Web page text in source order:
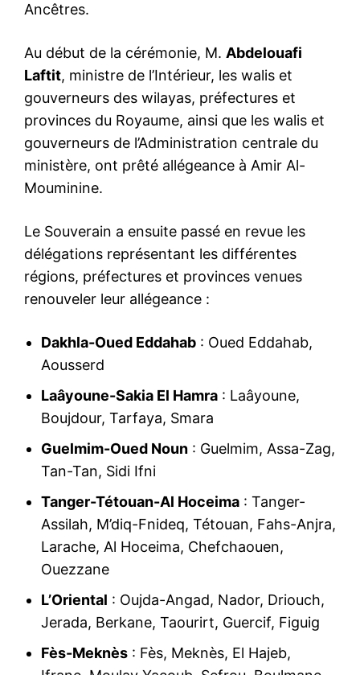
Ancêtres.
Au début de la cérémonie, M. Abdelouafi
Laftit, ministre de l’Intérieur, les walis et
gouverneurs des wilayas, préfectures et
provinces du Royaume, ainsi que les walis et
gouverneurs de l’Administration centrale du
ministère, ont prêté allégeance à Amir Al-
Mouminine.
Le Souverain a ensuite passé en revue les
délégations représentant les différentes
régions, préfectures et provinces venues
renouveler leur allégeance :
Dakhla-Oued Eddahab : Oued Eddahab,
Aousserd
Laâyoune-Sakia El Hamra : Laâyoune,
Boujdour, Tarfaya, Smara
Guelmim-Oued Noun : Guelmim, Assa-Zag,
Tan-Tan, Sidi Ifni
Tanger-Tétouan-Al Hoceima : Tanger-
Assilah, M’diq-Fnideq, Tétouan, Fahs-Anjra,
Larache, Al Hoceima, Chefchaouen,
Ouezzane
L’Oriental : Oujda-Angad, Nador, Driouch,
Jerada, Berkane, Taourirt, Guercif, Figuig
Fès-Meknès : Fès, Meknès, El Hajeb,